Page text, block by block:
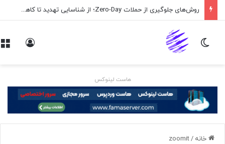
روش‌های جلوگیری از حملات Zero-Day؛ از شناسایی تهدید تا کاهش ریسک
تغییر پوسته
هاست لینوکس
خانه /
zoomit